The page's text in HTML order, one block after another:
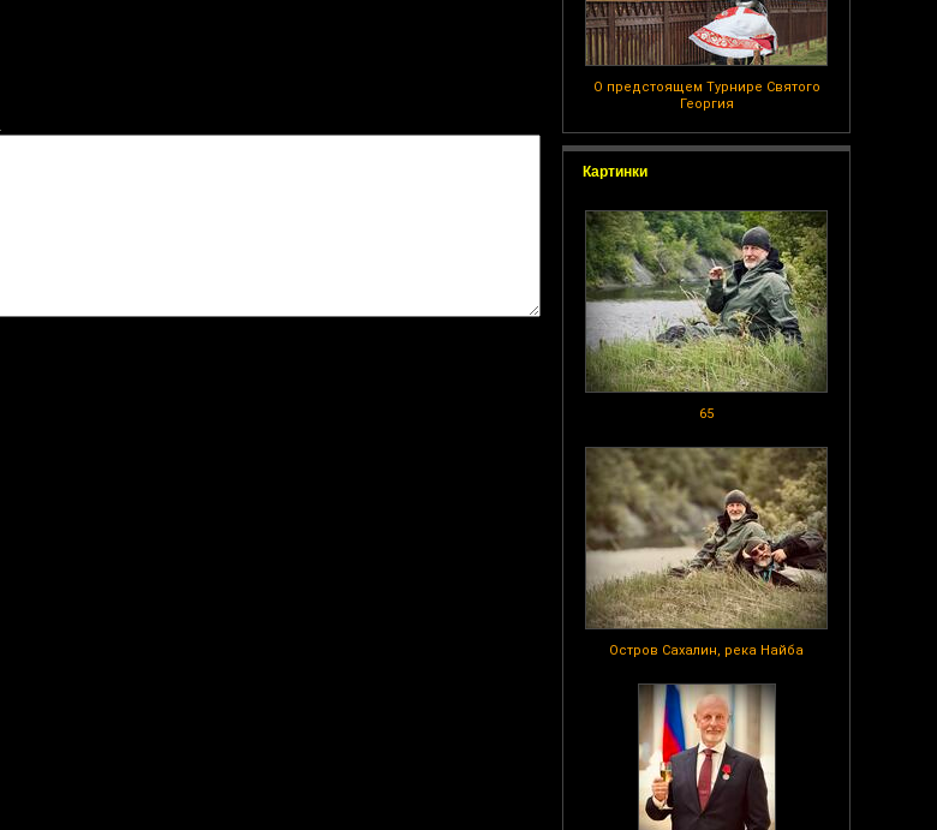
О предстоящем Турнире Святого
Георгия
Картинки
65
Остров Сахалин, река Найба